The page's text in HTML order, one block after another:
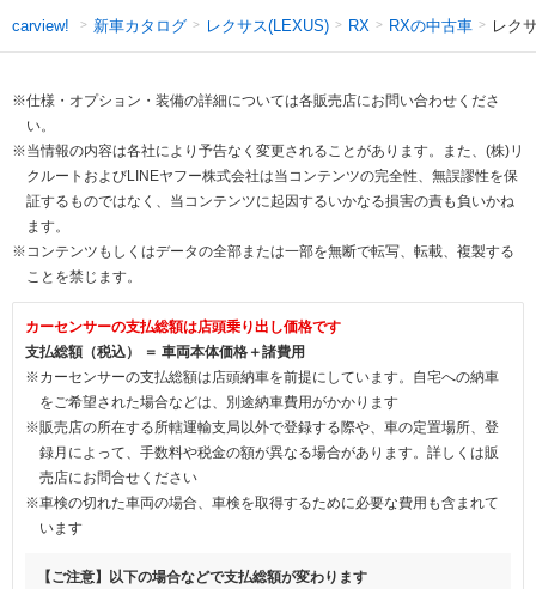
carview! 新車カタログ レクサス(LEXUS) RX RXの中古車 レク
※仕様・オプション・装備の詳細については各販売店にお問い合わせくださ
い。
※当情報の内容は各社により予告なく変更されることがあります。また、(株)リ
クルートおよびLINEヤフー株式会社は当コンテンツの完全性、無誤謬性を保
証するものではなく、当コンテンツに起因するいかなる損害の責も負いかね
ます。
※コンテンツもしくはデータの全部または一部を無断で転写、転載、複製する
ことを禁じます。
カーセンサーの支払総額は店頭乗り出し価格です
支払総額（税込） ＝ 車両本体価格＋諸費用
※カーセンサーの支払総額は店頭納車を前提にしています。自宅への納車
をご希望された場合などは、別途納車費用がかかります
※販売店の所在する所轄運輸支局以外で登録する際や、車の定置場所、登
録月によって、手数料や税金の額が異なる場合があります。詳しくは販
売店にお問合せください
※車検の切れた車両の場合、車検を取得するために必要な費用も含まれて
います
【ご注意】以下の場合などで支払総額が変わります